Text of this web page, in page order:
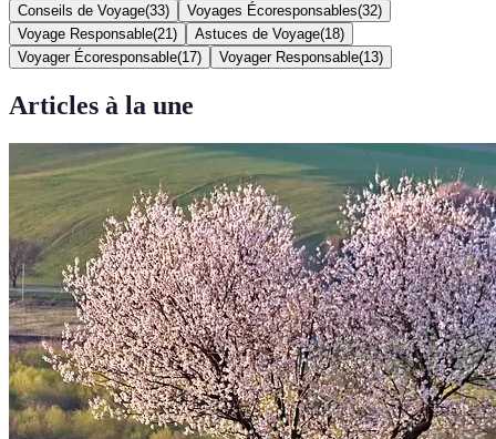
Conseils de Voyage(33) Voyages Écoresponsables(32)
Voyage Responsable(21 ) Astuces de Voyage(18)
Voyager Écoresponsable(17) Voyager Responsable(13)
Articles à la une